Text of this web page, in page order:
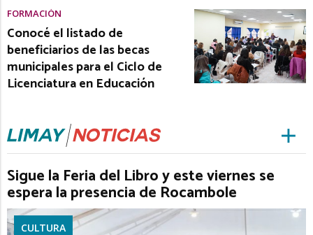
FORMACIÓN
Conocé el listado de
beneficiarios de las becas
municipales para el Ciclo de
Licenciatura en Educación
Sigue la Feria del Libro y este viernes se
espera la presencia de Rocambole
CULTURA